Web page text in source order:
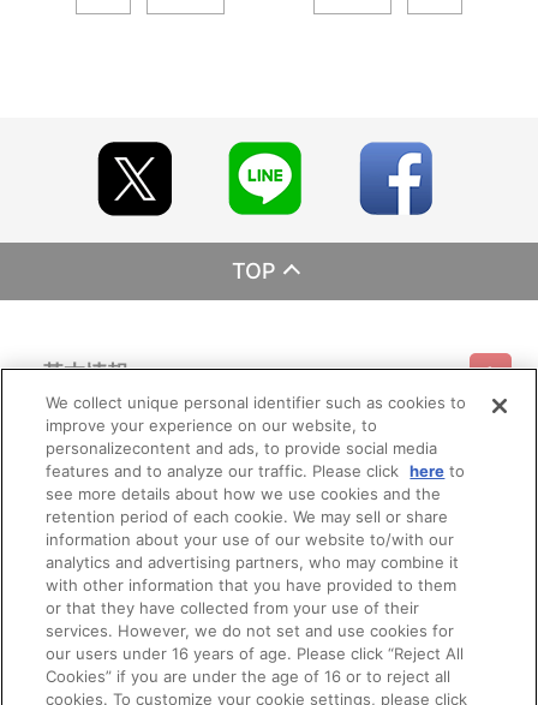
TOP
基本情報
利用規約 特定商取引法に基づく表示 プライバシーポリシー
プライバシーオプション 会社概要
ご利用情報
ご利用ガイド サイトマップ お問い合わせ
Do Not Sell or Share My Personal Information
会員メニュー
ログイン 会員規約 新規会員登録
その他のご案内
公式X バンダイナムコフィルムワークス
We collect unique personal identifier such as cookies to
improve your experience on our website, to
personalizecontent and ads, to provide social media
features and to analyze our traffic. Please click here to
see more details about how we use cookies and the
retention period of each cookie. We may sell or share
information about your use of our website to/with our
analytics and advertising partners, who may combine it
with other information that you have provided to them
or that they have collected from your use of their
services. However, we do not set and use cookies for
our users under 16 years of age. Please click “Reject All
Cookies” if you are under the age of 16 or to reject all
cookies. To customize your cookie settings, please click